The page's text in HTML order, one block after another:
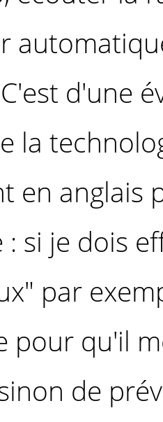
d'une
la
en anglais
: si je dois
par
pour qu'il
de